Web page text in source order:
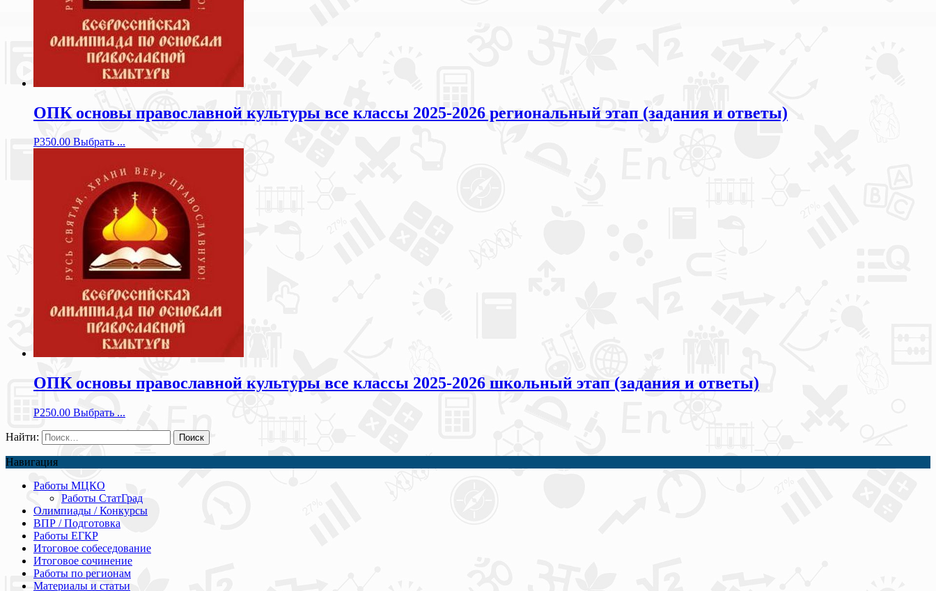
ОПК основы православной культуры все классы 2025-2026 региональный этап (задания и ответы)
Р350.00 Выбрать ...
ОПК основы православной культуры все классы 2025-2026 школьный этап (задания и ответы)
Р250.00 Выбрать ...
Найти:
Навигация
Работы МЦКО
Работы СтатГрад
Олимпиады / Конкурсы
ВПР / Подготовка
Работы ЕГКР
Итоговое собеседование
Итоговое сочинение
Работы по регионам
Материалы и статьи